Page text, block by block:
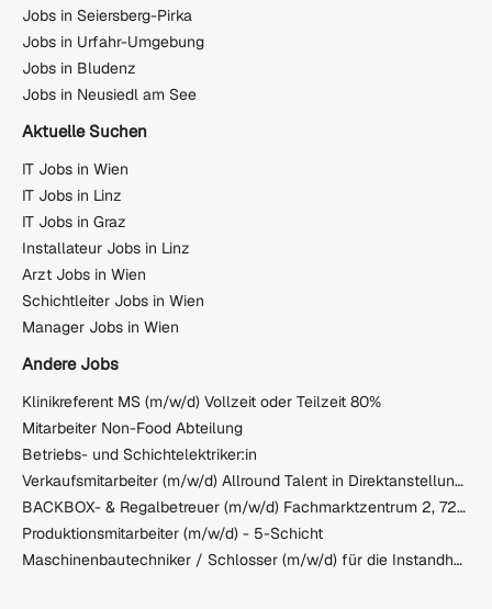
Jobs in Seiersberg-Pirka
Jobs in Urfahr-Umgebung
Jobs in Bludenz
Jobs in Neusiedl am See
Aktuelle Suchen
IT Jobs in Wien
IT Jobs in Linz
IT Jobs in Graz
Installateur Jobs in Linz
Arzt Jobs in Wien
Schichtleiter Jobs in Wien
Manager Jobs in Wien
Andere Jobs
Klinikreferent MS (m/w/d) Vollzeit oder Teilzeit 80%
Mitarbeiter Non-Food Abteilung
Betriebs- und Schichtelektriker:in
Verkaufsmitarbeiter (m/w/d) Allround Talent in Direktanstellung für Salzburg (auch Teilzeit möglich)
BACKBOX- & Regalbetreuer (m/w/d) Fachmarktzentrum 2, 7210 Mattersburg
Produktionsmitarbeiter (m/w/d) - 5-Schicht
Maschinenbautechniker / Schlosser (m/w/d) für die Instandhaltung von Produktionsanlagen